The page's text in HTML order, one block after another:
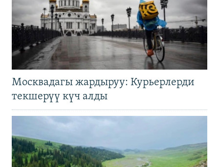
Москвадагы жардыруу: Курьерлерди
текшерүү күч алды